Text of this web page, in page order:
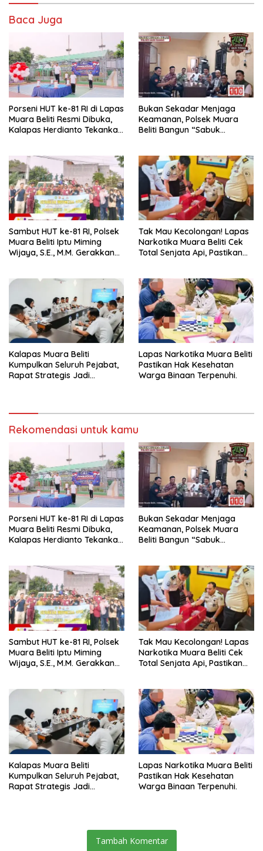
Baca Juga
Porseni HUT ke-81 RI di Lapas
Muara Beliti Resmi Dibuka,
Kalapas Herdianto Tekankan
Bukan Sekadar Menjaga
Keamanan, Polsek Muara
Beliti Bangun “Sabuk
Sambut HUT ke-81 RI, Polsek
Muara Beliti Iptu Miming
Wijaya, S.E., M.M. Gerakkan
Tak Mau Kecolongan! Lapas
Narkotika Muara Beliti Cek
Total Senjata Api, Pastikan
Kalapas Muara Beliti
Kumpulkan Seluruh Pejabat,
Rapat Strategis Jadi
Lapas Narkotika Muara Beliti
Pastikan Hak Kesehatan
Warga Binaan Terpenuhi.
Rekomendasi untuk kamu
Porseni HUT ke-81 RI di Lapas
Muara Beliti Resmi Dibuka,
Kalapas Herdianto Tekankan
Bukan Sekadar Menjaga
Keamanan, Polsek Muara
Beliti Bangun “Sabuk
Sambut HUT ke-81 RI, Polsek
Muara Beliti Iptu Miming
Wijaya, S.E., M.M. Gerakkan
Tak Mau Kecolongan! Lapas
Narkotika Muara Beliti Cek
Total Senjata Api, Pastikan
Kalapas Muara Beliti
Kumpulkan Seluruh Pejabat,
Rapat Strategis Jadi
Lapas Narkotika Muara Beliti
Pastikan Hak Kesehatan
Warga Binaan Terpenuhi.
Tambah Komentar